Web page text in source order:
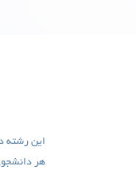
این رشته
هر